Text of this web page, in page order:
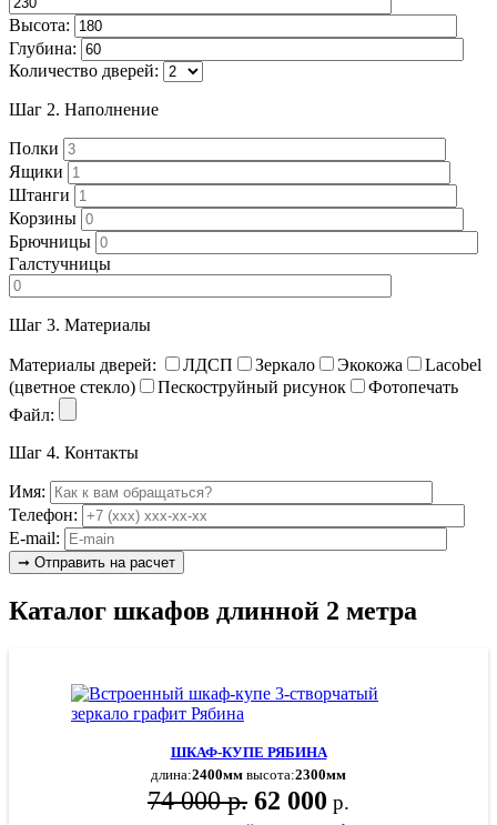
Высота:
Глубина:
Количество дверей:
Шаг 2. Наполнение
Полки
Ящики
Штанги
Корзины
Брючницы
Галстучницы
Шаг 3. Материалы
Материалы дверей: ЛДСП Зеркало Экокожа
Lacobel
(цветное стекло)
Пескоструйный рисунок
Фотопечать
Файл:
Шаг 4. Контакты
Имя:
Телефон:
E-mail:
Каталог шкафов длинной 2 метра
ШКАФ-КУПЕ РЯБИНА
длина:2400мм высота:2300мм
74 000 р. 62 000 р.